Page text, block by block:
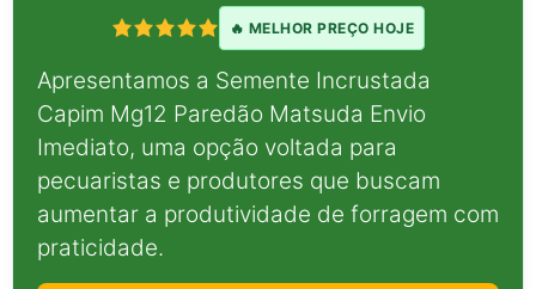
🔥 MELHOR PREÇO HOJE
Apresentamos a Semente Incrustada
Capim Mg12 Paredão Matsuda Envio
Imediato, uma opção voltada para
pecuaristas e produtores que buscam
aumentar a produtividade de forragem com
praticidade.